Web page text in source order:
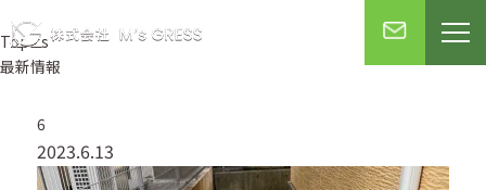
Topics
最新情報
6
2023.6.13